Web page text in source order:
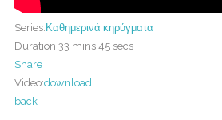
Series: Καθημερινά κηρύγματα
Duration:33 mins 45 secs
Share
Video:download
back